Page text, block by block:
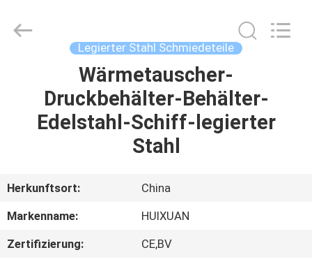
PRODUKTE
ÜBER
ENERGY
EQUIPMENT
Legierter Stahl Schmiedeteile
Wärmetauscher-
Druckbehälter-Behälter-
Edelstahl-Schiff-legierter
Stahl
Herkunftsort:
China
Markenname:
HUIXUAN
Zertifizierung:
CE,BV